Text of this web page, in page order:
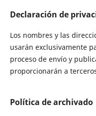
Declaración de
Los nombres y las
usarán exclusivamente
proceso de envío y
proporcionarán a
Política de archivado